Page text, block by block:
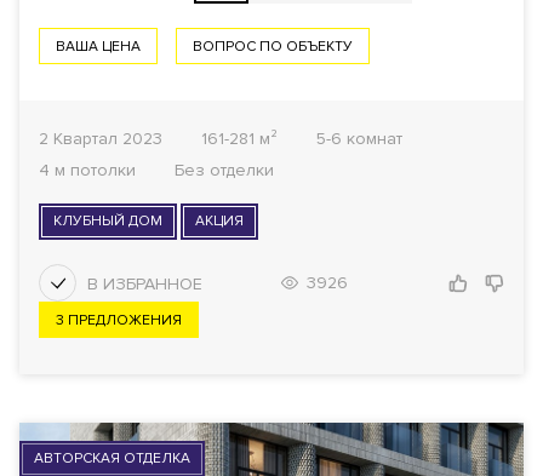
ВАША ЦЕНА ВОПРОС ПО ОБЪЕКТУ
2 Квартал 2023 161-281 м²
5-6 комнат
4 м потолки
Без отделки
КЛУБНЫЙ ДОМ АКЦИЯ
3926
3 ПРЕДЛОЖЕНИЯ
АВТОРСКАЯ ОТДЕЛКА